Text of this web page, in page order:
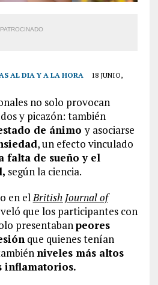
AL DIA Y A LA HORA
18 JUNIO,
no solo provocan
y picazón: también
de ánimoy asociarse
, un efecto vinculado
de sueño y el
según la ciencia.
en elBritish Journal of
que los participantes con
presentabanpeores
que quienes tenían
niveles más altos
inflamatorios.